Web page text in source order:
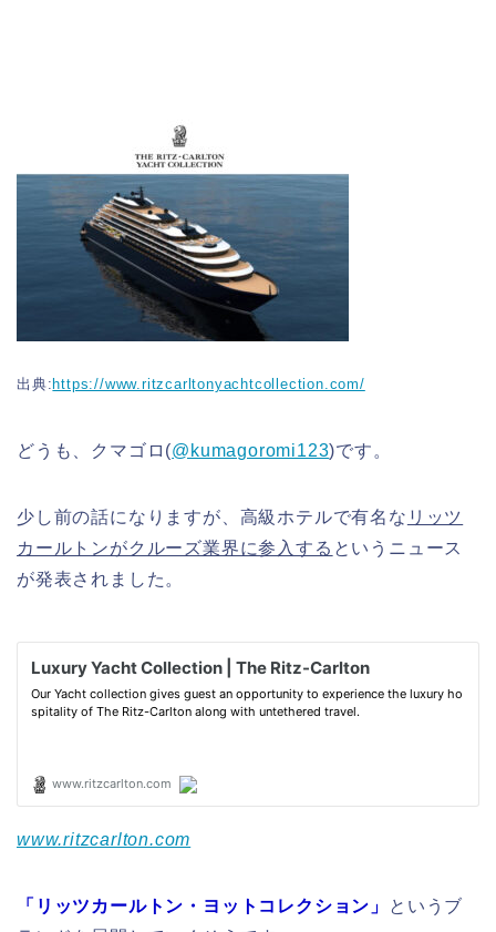
出典: https://www.ritzcarltonyachtcollection.com/
どうも、クマゴロ(@kumagoromi123)です。
少し前の話になりますが、高級ホテルで有名な リッツ
カールトンがクルーズ業界に参入する というニュース
が発表されました。
www.ritzcarlton.com
「リッツカールトン・ヨットコレクション」
というブ